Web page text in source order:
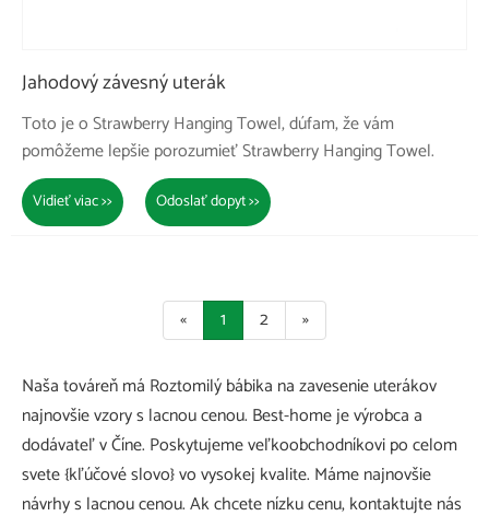
Jahodový závesný uterák
Toto je o Strawberry Hanging Towel, dúfam, že vám
pomôžeme lepšie porozumieť Strawberry Hanging Towel.
Vidieť viac >> Odoslať dopyt >>
« 1 2 »
Naša továreň má Roztomilý bábika na zavesenie uterákov
najnovšie vzory s lacnou cenou. Best-home je výrobca a
dodávateľ v Číne. Poskytujeme veľkoobchodníkovi po celom
svete {kľúčové slovo} vo vysokej kvalite. Máme najnovšie
návrhy s lacnou cenou. Ak chcete nízku cenu, kontaktujte nás